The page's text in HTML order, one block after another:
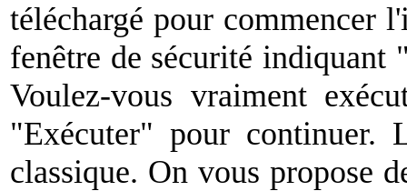
téléchargé pour commencer
fenêtre de sécurité
Voulez-vous vraiment
"Exécuter" pour continuer.
classique. On vous propose